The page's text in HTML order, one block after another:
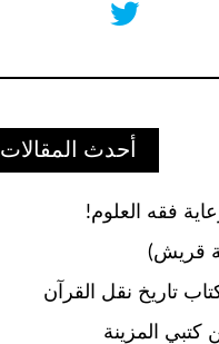
أحدث المقالات
فقه العلوم!
قريش)
تاريخ نقل القرآن
كتبي المزينة